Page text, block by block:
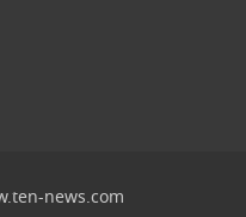
news.com